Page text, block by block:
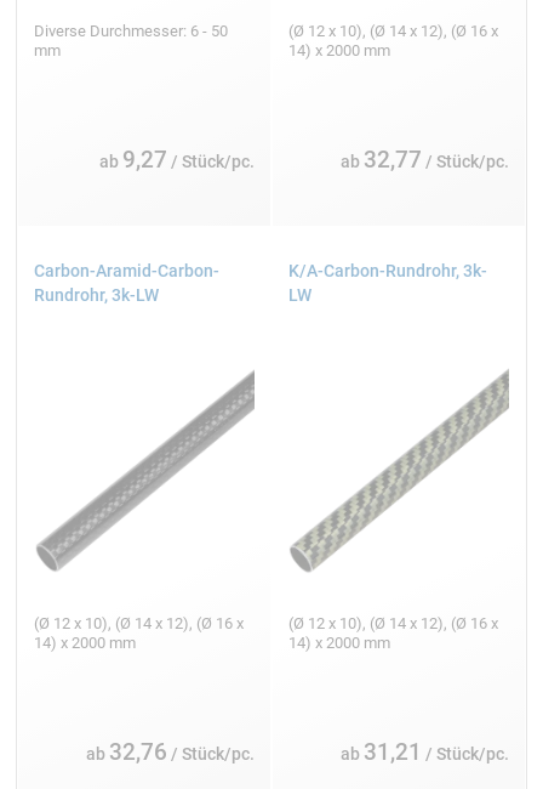
Diverse Durchmesser: 6 - 50
mm
ab 9,27 / Stück/pc.
(Ø 12 x 10), (Ø 14 x 12), (Ø 16 x
14) x 2000 mm
ab 32,77 / Stück/pc.
Carbon-Aramid-Carbon-
Rundrohr, 3k-LW
(Ø 12 x 10), (Ø 14 x 12), (Ø 16 x
14) x 2000 mm
ab 32,76 / Stück/pc.
K/A-Carbon-Rundrohr, 3k-
LW
(Ø 12 x 10), (Ø 14 x 12), (Ø 16 x
14) x 2000 mm
ab 31,21 / Stück/pc.